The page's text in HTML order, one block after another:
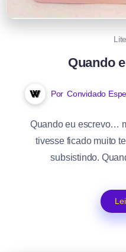
Quando
Por Convidado
Quando eu escrevo…
tivesse ficado muito
subsistindo.